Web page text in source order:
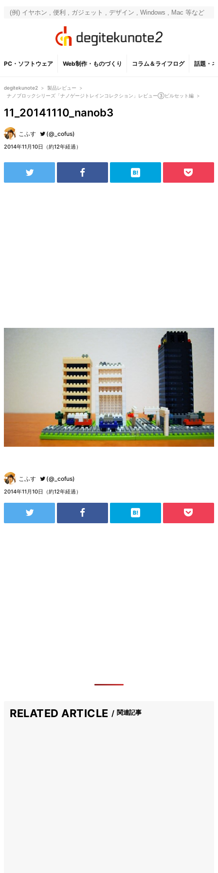
PC・ソフトウェア Web制作・ものづくり コラム＆ライフログ 話題・
degitekunote2 > 製品レビュー
>
ナノブロックシリーズ「ナノゲージトレインコレクション」レビュー③ビルセット編 >
11_20141110_nanob3
こふす (@_cofus)
2014年11月10日（約12年経過）
こふす (@_cofus)
2014年11月10日（約12年経過）
RELATED ARTICLE 関連記事